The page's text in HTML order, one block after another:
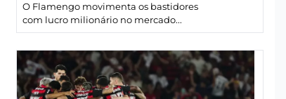
O Flamengo movimenta os bastidores
com lucro milionário no mercado...